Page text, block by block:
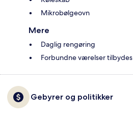
Mikrobølgeovn
Mere
Daglig rengøring
Forbundne værelser tilbydes
Gebyrer og politikker